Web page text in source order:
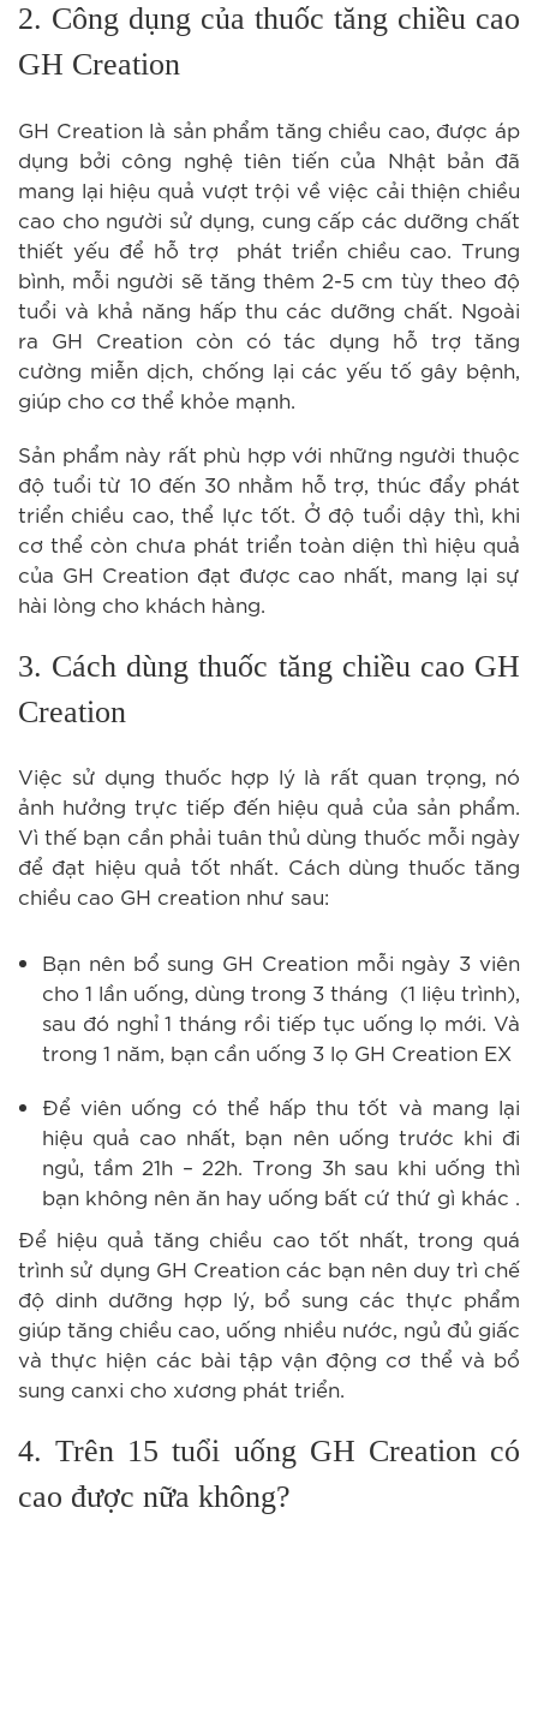
2. Công dụng của thuốc tăng chiều cao
GH Creation
GH Creation là sản phẩm tăng chiều cao, được áp
dụng bởi công nghệ tiên tiến của Nhật bản đã
mang lại hiệu quả vượt trội về việc cải thiện chiều
cao cho người sử dụng, cung cấp các dưỡng chất
thiết yếu để hỗ trợ phát triển chiều cao . Trung
bình, mỗi người sẽ tăng thêm 2-5 cm tùy theo độ
tuổi và khả năng hấp thu các dưỡng chất. Ngoài
ra GH Creation còn có tác dụng hỗ trợ tăng
cường miễn dịch, chống lại các yếu tố gây bệnh,
giúp cho cơ thể khỏe mạnh.
Sản phẩm này rất phù hợp với những người thuộc
độ tuổi từ 10 đến 30 nhằm hỗ trợ, thúc đẩy phát
triển chiều cao, thể lực tốt. Ở độ tuổi dậy thì, khi
cơ thể còn chưa phát triển toàn diện thì hiệu quả
của GH Creation đạt được cao nhất, mang lại sự
hài lòng cho khách hàng.
3. Cách dùng thuốc tăng chiều cao GH
Creation
Việc sử dụng thuốc hợp lý là rất quan trọng, nó
ảnh hưởng trực tiếp đến hiệu quả của sản phẩm.
Vì thế bạn cần phải tuân thủ dùng thuốc mỗi ngày
để đạt hiệu quả tốt nhất. Cách dùng thuốc tăng
chiều cao GH creation như sau:
Bạn nên bổ sung GH Creation mỗi ngày 3 viên
cho 1 lần uống, dùng trong 3 tháng (1 liệu trình),
sau đó nghỉ 1 tháng rồi tiếp tục uống lọ mới. Và
trong 1 năm, bạn cần uống 3 lọ GH Creation EX
Để viên uống có thể hấp thu tốt và mang lại
hiệu quả cao nhất, bạn nên uống trước khi đi
ngủ, tầm 21h – 22h. Trong 3h sau khi uống thì
bạn không nên ăn hay uống bất cứ thứ gì khác .
Để hiệu quả tăng chiều cao tốt nhất, trong quá
trình sử dụng GH Creation các bạn nên duy trì chế
độ dinh dưỡng hợp lý, bổ sung các thực phẩm
giúp tăng chiều cao, uống nhiều nước, ngủ đủ giấc
và thực hiện các bài tập vận động cơ thể và bổ
sung canxi cho xương phát triển.
4. Trên 15 tuổi uống GH Creation có
cao được nữa không?